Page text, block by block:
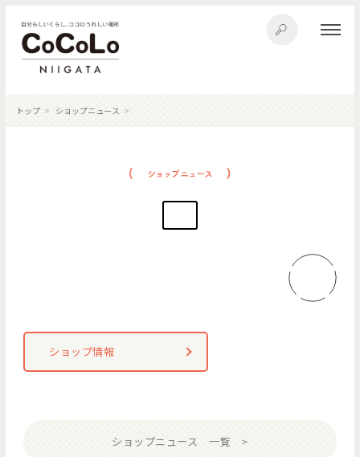
トップ ショップニュース
ショップ情報
ショップニュース 一覧